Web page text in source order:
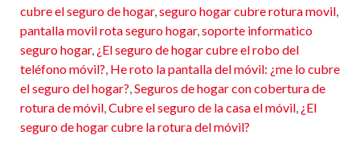
cubre el seguro de hogar,seguro hogar cubre rotura movil,
pantalla movil rota seguro hogar,soporte informatico
seguro hogar, ¿El seguro de hogar cubre el robo del
teléfono móvil?, He roto la pantalla del móvil: ¿me lo cubre
el seguro del hogar?,Seguros de hogar con cobertura de
rotura de móvil,Cubre el seguro de la casa el móvil, ¿El
seguro de hogar cubre la rotura del móvil?